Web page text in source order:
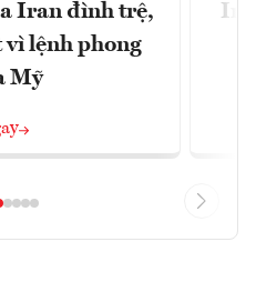
Iran đình trệ,
lệnh phong
Mỹ